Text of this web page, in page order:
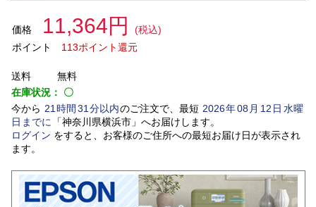
価格 11,364円
(税込)
ポイント
113ポイント還元
送料
無料
在庫状況： 〇
今から 21 時間 31 分以内のご注文で、最短 2026年08 月 12 日水曜
日 までに 「神奈川県横浜市」 へお届けします。
ログイン をすると、お客様のご住所への最短お届け日が表示され
ます。